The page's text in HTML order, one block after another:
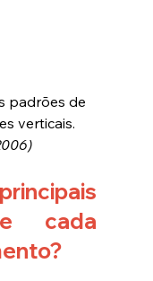
padrões de
verticais.
cada